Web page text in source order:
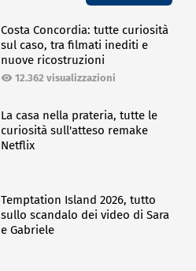
Costa Concordia: tutte curiosità
sul caso, tra filmati inediti e
nuove ricostruzioni
12.362 visualizzazioni
La casa nella prateria, tutte le
curiosità sull'atteso remake
Netflix
Temptation Island 2026, tutto
sullo scandalo dei video di Sara
e Gabriele